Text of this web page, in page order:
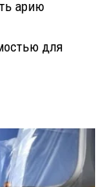
арию
для